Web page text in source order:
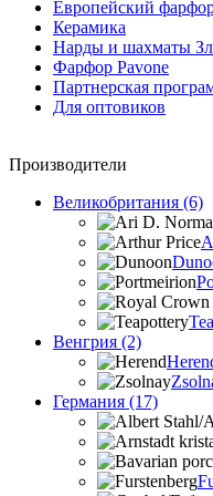
Европейский
Керамика
Нарды и шахматы
Фарфор Pavone
Партнерская
Для оптовиков
Производители
Великобритания (6)
Венгрия (2)
Германия (17)